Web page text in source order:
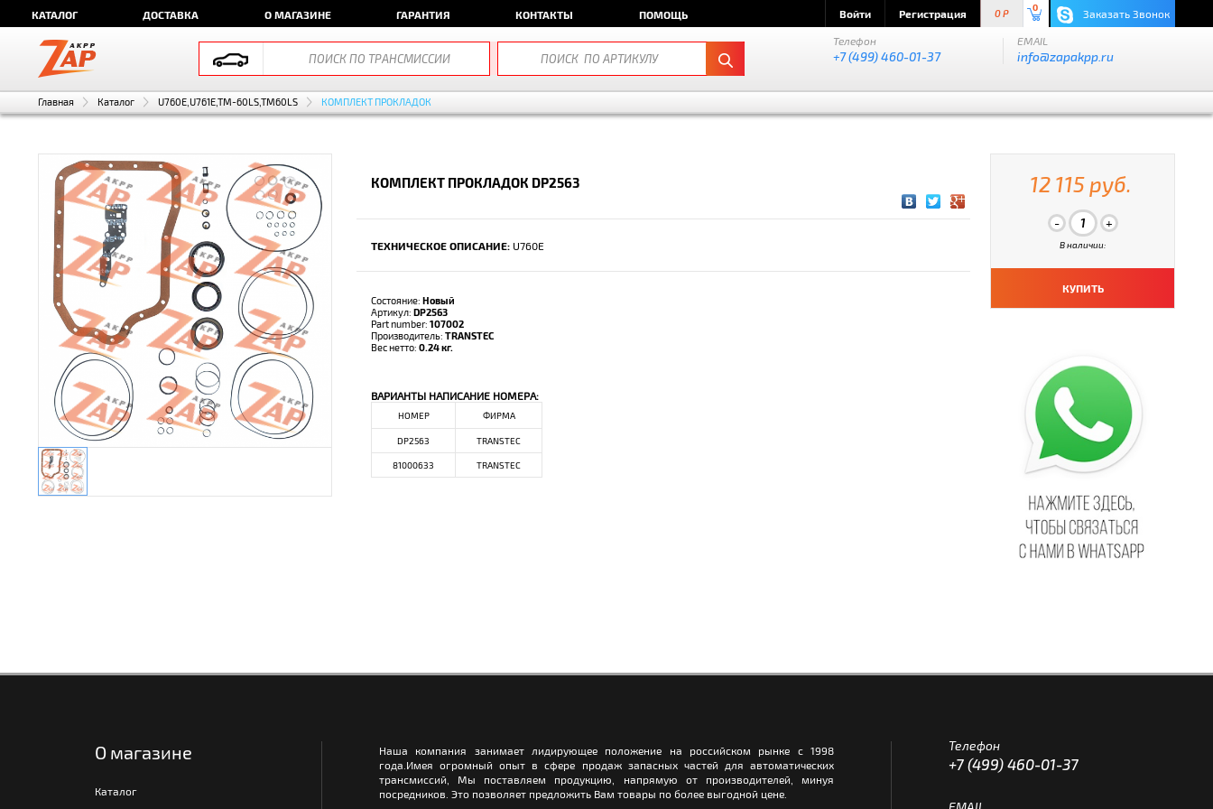
КАТАЛОГ ДОСТАВКА О МАГАЗИНЕ ГАРАНТИЯ КОНТАКТЫ ПОМОЩЬ Войти Регистрация 0 P
0 Заказать Звонок
Телефон
+7 (499) 460-01-37
EMAIL
info@zapakpp.ru
Главная Каталог U760E,U761E,TM-60LS,TM60LS КОМПЛЕКТ ПРОКЛАДОК
КОМПЛЕКТ ПРОКЛАДОК DP2563
ТЕХНИЧЕСКОЕ ОПИСАНИЕ: U760E
Состояние: Новый
Артикул: DP2563
Part number: 107002
Производитель: TRANSTEC
Вес нетто: 0.24 кг.
ВАРИАНТЫ НАПИСАНИЕ НОМЕРА:
НОМЕР ФИРМА
DP2563 TRANSTEC
81000633 TRANSTEC
12 115 руб.
В наличии:
КУПИТЬ
О магазине
Каталог
Наша компания занимает лидирующее положение на российском рынке с 1998
года.Имея огромный опыт в сфере продаж запасных частей для автоматических
трансмиссий, Мы поставляем продукцию, напрямую от производителей, минуя
посредников. Это позволяет предложить Вам товары по более выгодной цене.
Телефон
+7 (499) 460-01-37